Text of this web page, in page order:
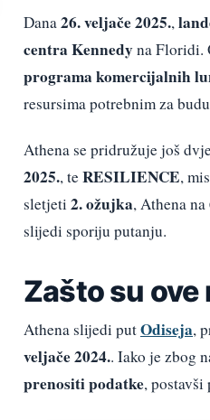
Dana26. veljače 2025.,
centra Kennedyna Floridi.
programa komercijalnih
resursima potrebnim za
Athena se pridružuje još
2025., teRESILIENCE,
sletjeti 2. ožujka, Athena na
slijedi sporiju putanju.
Zašto su ove
Athena slijedi putOdiseja,
veljače 2024.. Iako je zbog
prenositi podatke,